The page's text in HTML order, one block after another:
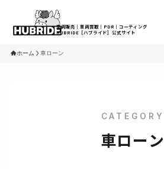
ホーム 車ローン
CATEGORY
車ローン